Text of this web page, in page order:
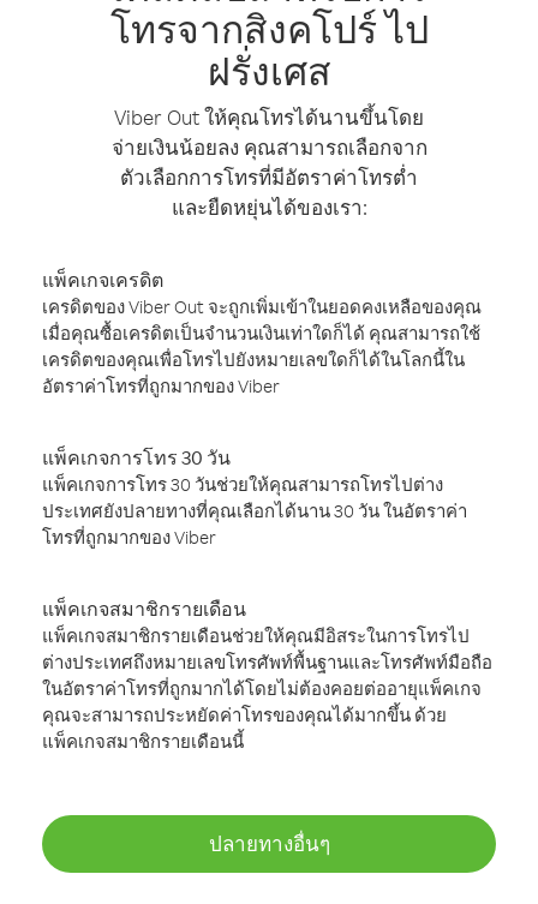
โทรจากสิงคโปร์ ไป
ฝรั่งเศส
Viber Out ให้คุณโทรได้นานขึ้นโดย
จ่ายเงินน้อยลง คุณสามารถเลือกจาก
ตัวเลือกการโทรที่มีอัตราค่าโทรต่ำ
และยืดหยุ่นได้ของเรา:
แพ็คเกจเครดิต
เครดิตของ Viber Out จะถูกเพิ่มเข้าในยอดคงเหลือของคุณ
เมื่อคุณซื้อเครดิตเป็นจำนวนเงินเท่าใดก็ได้ คุณสามารถใช้
เครดิตของคุณเพื่อโทรไปยังหมายเลขใดก็ได้ในโลกนี้ใน
อัตราค่าโทรที่ถูกมากของ Viber
แพ็คเกจการโทร 30 วัน
แพ็คเกจการโทร 30 วันช่วยให้คุณสามารถโทรไปต่าง
ประเทศยังปลายทางที่คุณเลือกได้นาน 30 วัน ในอัตราค่า
โทรที่ถูกมากของ Viber
แพ็คเกจสมาชิกรายเดือน
แพ็คเกจสมาชิกรายเดือนช่วยให้คุณมีอิสระในการโทรไป
ต่างประเทศถึงหมายเลขโทรศัพท์พื้นฐานและโทรศัพท์มือถือ
ในอัตราค่าโทรที่ถูกมากได้โดยไม่ต้องคอยต่ออายุแพ็คเกจ
คุณจะสามารถประหยัดค่าโทรของคุณได้มากขึ้น ด้วย
แพ็คเกจสมาชิกรายเดือนนี้
ปลายทางอื่นๆ